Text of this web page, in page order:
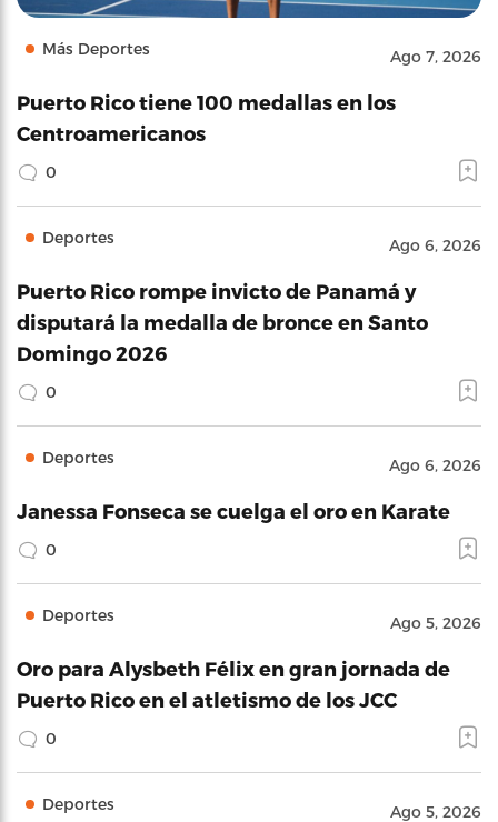
Más Deportes Ago 7, 2026
Puerto Rico tiene 100 medallas en los
Centroamericanos
0
Deportes Ago 6, 2026
Puerto Rico rompe invicto de Panamá y
disputará la medalla de bronce en Santo
Domingo 2026
0
Deportes Ago 6, 2026
Janessa Fonseca se cuelga el oro en Karate
0
Deportes Ago 5, 2026
Oro para Alysbeth Félix en gran jornada de
Puerto Rico en el atletismo de los JCC
0
Deportes Ago 5, 2026